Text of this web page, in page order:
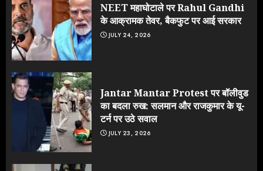
NEET महाघोटाले पर Rahul Gandhi
के आक्रामक तेवर, बैकफुट पर आई सरकार
JULY 24, 2026
Jantar Mantar Protest पर बॉलीवुड
का बदला रुख: सलमान और राजकुमार के यू-
टर्न पर उठे सवाल
JULY 23, 2026